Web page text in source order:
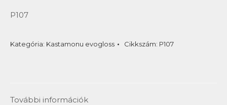
P107
Kategória: Kastamonu evogloss Cikkszám: P107
További információk